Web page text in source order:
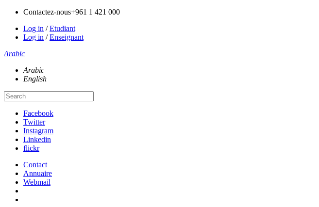
Contactez-nous+961 1 421 000
Log in /Etudiant
Log in /Enseignant
Arabic
Arabic
English
Facebook
Twitter
Instagram
Linkedin
flickr
Contact
Annuaire
Webmail